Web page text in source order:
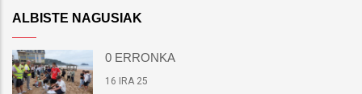
ALBISTE NAGUSIAK
0 ERRONKA
16 IRA 25